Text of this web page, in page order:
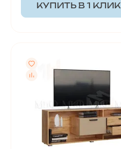
КУПИТЬ В 1 КЛИК